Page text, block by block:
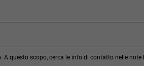
questo scopo, cerca le info di contatto nelle note